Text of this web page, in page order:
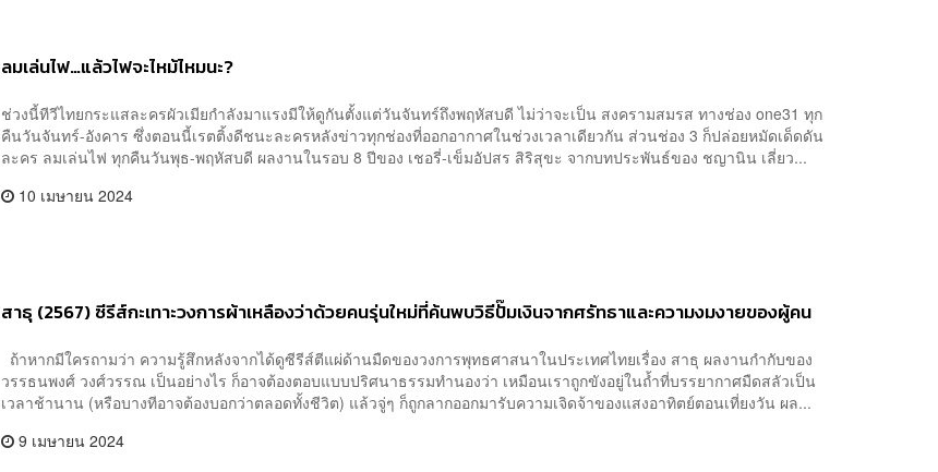
ลมเล่นไฟ…แล้วไฟจะไหม้ไหมนะ?
ช่วงนี้ทีวีไทยกระแสละครผัวเมียกำลังมาแรงมีให้ดูกันตั้งแต่วันจันทร์ถึงพฤหัสบดี ไม่ว่าจะเป็น สงครามสมรส ทางช่อง one31 ทุก
คืนวันจันทร์-อังคาร ซึ่งตอนนี้เรตติ้งดีชนะละครหลังข่าวทุกช่องที่ออกอากาศในช่วงเวลาเดียวกัน ส่วนช่อง 3 ก็ปล่อยหมัดเด็ดดัน
ละคร ลมเล่นไฟ ทุกคืนวันพุธ-พฤหัสบดี ผลงานในรอบ 8 ปีของ เชอรี่-เข็มอัปสร สิริสุขะ จากบทประพันธ์ของ ชญานิน เลี่ยว...
10 เมษายน 2024
สาธุ (2567) ซีรีส์กะเทาะวงการผ้าเหลืองว่าด้วยคนรุ่นใหม่ที่ค้นพบวิธีปั๊มเงินจากศรัทธาและความงมงายของผู้คน
ถ้าหากมีใครถามว่า ความรู้สึกหลังจากได้ดูซีรีส์ตีแผ่ด้านมืดของวงการพุทธศาสนาในประเทศไทยเรื่อง สาธุ ผลงานกำกับของ
วรรธนพงศ์ วงศ์วรรณ เป็นอย่างไร ก็อาจต้องตอบแบบปริศนาธรรมทำนองว่า เหมือนเราถูกขังอยู่ในถ้ำที่บรรยากาศมืดสลัวเป็น
เวลาช้านาน (หรือบางทีอาจต้องบอกว่าตลอดทั้งชีวิต) แล้วจู่ๆ ก็ถูกลากออกมารับความเจิดจ้าของแสงอาทิตย์ตอนเที่ยงวัน ผล...
9 เมษายน 2024